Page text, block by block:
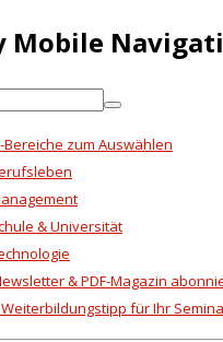
Mobile
Bereiche zum Auswählen
& Universität
& PDF-Magazin
Weiterbildungstipp für Ihr